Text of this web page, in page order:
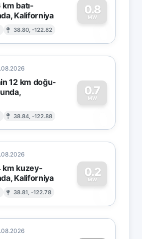
batı-
Kaliforniya
38.80, -122.82
0.8
MW
0
12 km doğu-
38.84, -122.88
0.7
MW
0
km kuzey-
Kaliforniya
38.81, -122.78
0.2
MW
0